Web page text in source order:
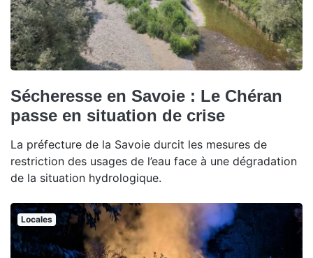
Sécheresse en Savoie : Le Chéran
passe en situation de crise
La préfecture de la Savoie durcit les mesures de
restriction des usages de l’eau face à une dégradation
de la situation hydrologique.
Locales